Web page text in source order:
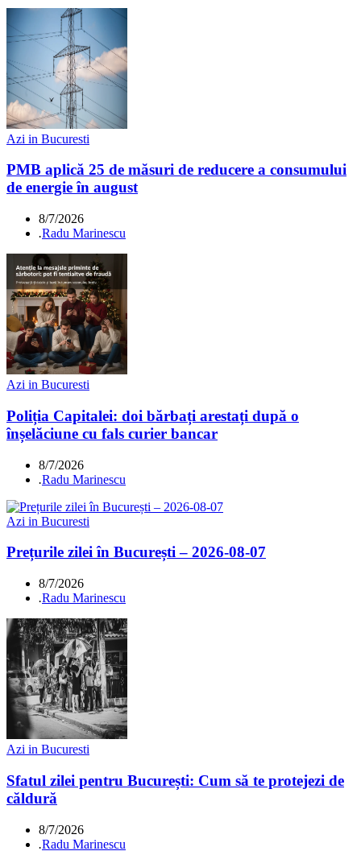
Azi in Bucuresti
PMB aplică 25 de măsuri de reducere a consumului
de energie în august
8/7/2026
.Radu Marinescu
Azi in Bucuresti
Poliția Capitalei: doi bărbați arestați după o
înșelăciune cu fals curier bancar
8/7/2026
.Radu Marinescu
Azi in Bucuresti
Prețurile zilei în București – 2026-08-07
8/7/2026
.Radu Marinescu
Azi in Bucuresti
Sfatul zilei pentru București: Cum să te protejezi de
căldură
8/7/2026
.Radu Marinescu